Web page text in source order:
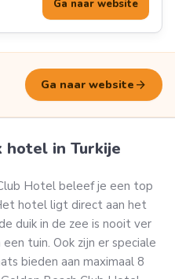
Ga naar website
Ga naar website arrow_forward
hotel in Turkije
Hotel beleef je een top
hotel ligt direct aan het
duik in de zee is nooit ver
tuin. Ook zijn er speciale
bieden aan maximaal 8